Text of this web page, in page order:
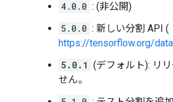
4.0.0 : (非公開)
5.0.0 : 新しい分割 API (
https://tensorflow.org/
5.0.1 (デフォルト): リ
せん。